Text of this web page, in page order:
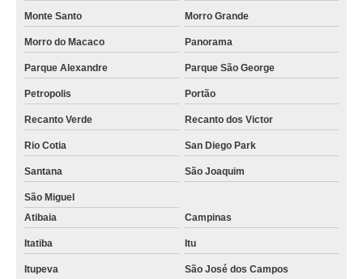
Monte Santo Morro Grande
Morro do Macaco Panorama
Parque Alexandre Parque São George
Petropolis Portão
Recanto Verde Recanto dos Victor
Rio Cotia San Diego Park
Santana São Joaquim
São Miguel
Atibaia
Campinas
Itatiba Itu
Itupeva São José dos Campos